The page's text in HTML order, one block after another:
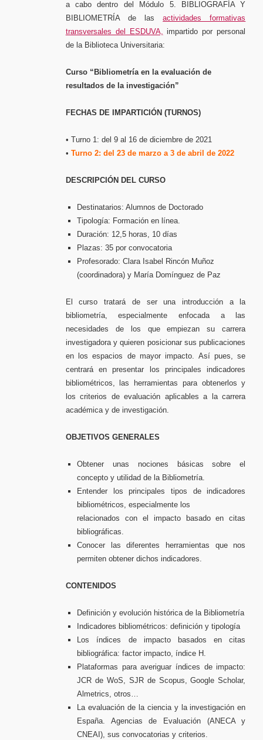
a cabo dentro del Módulo 5. BIBLIOGRAFÍA Y
BIBLIOMETRÍA de lasactividades formativas
transversales del ESDUVA, impartido por personal
de la Biblioteca Universitaria:
Curso “Bibliometría en la evaluación de
resultados de la investigación”
FECHAS DE IMPARTICIÓN (TURNOS)
• Turno 1: del 9 al 16 de diciembre de 2021
• Turno 2: del 23 de marzo a 3 de abril de 2022
DESCRIPCIÓN DEL CURSO
Destinatarios: Alumnos de Doctorado
Tipología: Formación en línea.
Duración: 12,5 horas, 10 días
Plazas: 35 por convocatoria
Profesorado: Clara Isabel Rincón Muñoz
(coordinadora) y María Domínguez de Paz
El curso tratará de ser una introducción a la
bibliometría, especialmente enfocada a las
necesidades de los que empiezan su carrera
investigadora y quieren posicionar sus publicaciones
en los espacios de mayor impacto. Así pues, se
centrará en presentar los principales indicadores
bibliométricos, las herramientas para obtenerlos y
los criterios de evaluación aplicables a la carrera
académica y de investigación.
OBJETIVOS GENERALES
Obtener unas nociones básicas sobre el
concepto y utilidad de la Bibliometría.
Entender los principales tipos de indicadores
bibliométricos, especialmente los
relacionados con el impacto basado en citas
bibliográficas.
Conocer las diferentes herramientas que nos
permiten obtener dichos indicadores.
CONTENIDOS
Definición y evolución histórica de la Bibliometría
Indicadores bibliométricos: definición y tipología
Los índices de impacto basados en citas
bibliográfica: factor impacto, índice H.
Plataformas para averiguar índices de impacto:
JCR de WoS, SJR de Scopus, Google Scholar,
Almetrics, otros…
La evaluación de la ciencia y la investigación en
España. Agencias de Evaluación (ANECA y
CNEAI), sus convocatorias y criterios.